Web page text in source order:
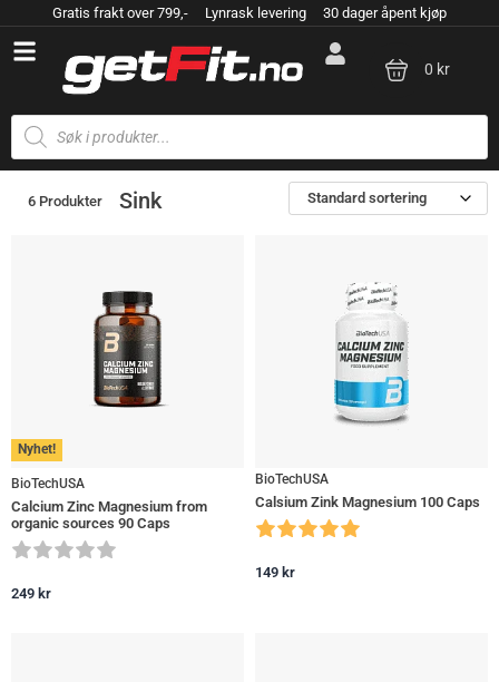
Gratis frakt over 799,- Lynrask levering 30 dager åpent kjøp
0 kr
Sink Standard sortering
6 Produkter
Nyhet!
BioTechUSA
Calcium Zinc Magnesium from
organic sources 90 Caps
249 kr
BioTechUSA
Calsium Zink Magnesium 100 Caps
149 kr